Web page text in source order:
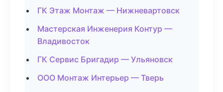
ГК Этаж Монтаж — Нижневартовск
Мастерская Инженерия Контур —
Владивосток
ГК Сервис Бригадир — Ульяновск
ООО Монтаж Интерьер — Тверь